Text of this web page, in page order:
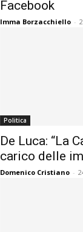
Facebook
Imma Borzacchiello -
Politica
De Luca: “La
carico delle
Domenico Cristiano -